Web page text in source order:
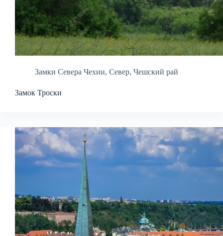
Замки Севера Чехии, Север, Чешский рай
Замок Троски